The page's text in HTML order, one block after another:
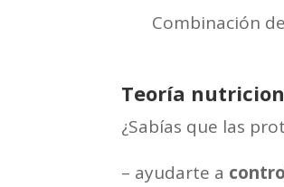
Combinación
Teoría
¿Sabías que las
– ayudarte a